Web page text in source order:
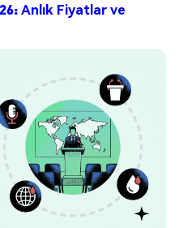
Anlık Fiyatlar ve